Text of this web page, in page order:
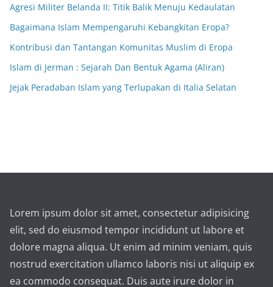
Agresi Militer Belanda II: Titik Balik Menuju Kedaulatan
Bagaimana Islam Mempengaruhi Kebangkitan Eropa?
Kontribusi dan Tantangan Komunitas Muslim di Eropa
Islam di Jerman : Sejarah Dan Bentuk Agama (Aliran)
Jejak Peradaban Islam yang Terlupakan di Italia Selatan
Lorem ipsum dolor sit amet, consectetur adipisicing
elit, sed do eiusmod tempor incididunt ut labore et
dolore magna aliqua. Ut enim ad minim veniam, quis
nostrud exercitation ullamco laboris nisi ut aliquip ex
ea commodo consequat. Duis aute irure dolor in